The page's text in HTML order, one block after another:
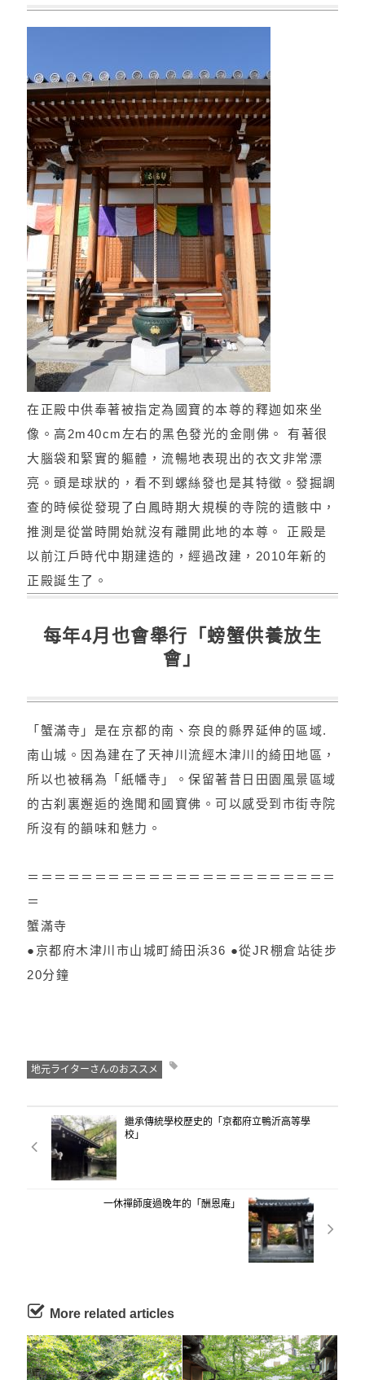
在正殿中供奉著被指定為國寶的本尊的釋迦如來坐
像。高2m40cm左右的黑色發光的金剛佛。 有著很
大腦袋和緊實的軀體，流暢地表現出的衣文非常漂
亮。頭是球狀的，看不到螺絲發也是其特徵。發掘調
查的時候從發現了白鳳時期大規模的寺院的遺骸中，
推測是從當時開始就沒有離開此地的本尊。 正殿是
以前江戶時代中期建造的，經過改建，2010年新的
正殿誕生了。
每年4月也會舉行「螃蟹供養放生
會」
「蟹滿寺」是在京都的南、奈良的縣界延伸的區域.
南山城。因為建在了天神川流經木津川的綺田地區，
所以也被稱為「紙幡寺」。保留著昔日田園風景區域
的古刹裏邂逅的逸聞和國寶佛。可以感受到市街寺院
所沒有的韻味和魅力。
＝＝＝＝＝＝＝＝＝＝＝＝＝＝＝＝＝＝＝＝＝＝＝
＝
蟹滿寺
●京都府木津川市山城町綺田浜36 ●從JR棚倉站徒步
20分鐘
地元ライターさんのおススメ
繼承傳統學校歷史的「京都府立鴨沂高等學
校」
一休禪師度過晚年的「酬恩庵」
More related articles